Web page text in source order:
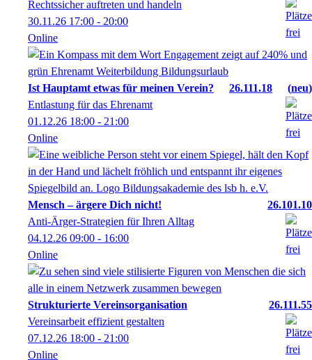
Rechtssicher auftreten und handeln
30.11.26 17:00 - 20:00
Online
Ist Hauptamt etwas für meinen Verein? 26.111.18
neu
Entlastung für das Ehrenamt
01.12.26 18:00 - 21:00
Online
Mensch – ärgere Dich nicht!
26.101.10
Anti-Ärger-Strategien für Ihren Alltag
04.12.26 09:00 - 16:00
Online
Strukturierte Vereinsorganisation
26.111.55
Vereinsarbeit effizient gestalten
07.12.26 18:00 - 21:00
Online